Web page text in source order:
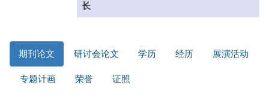
长
期刊论文 研讨会论文 学历 经历 展演活动
专题计画 荣誉 证照